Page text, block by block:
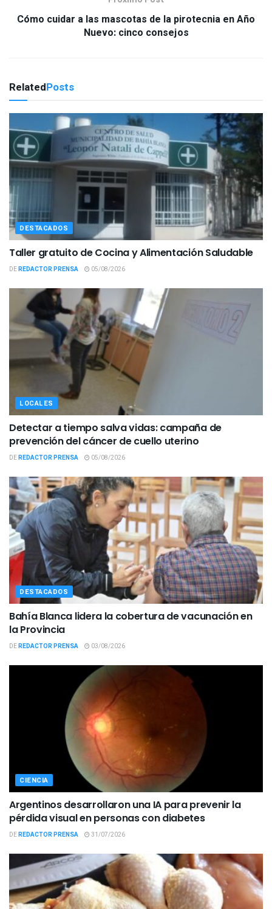
Cómo cuidar a las mascotas de la pirotecnia en Año
Nuevo: cinco consejos
RelatedPosts
DESTACADOS
Taller gratuito de Cocina y Alimentación Saludable
DEREDACTOR PRENSA 05/08/2026
LOCALES
Detectar a tiempo salva vidas: campaña de
prevención del cáncer de cuello uterino
DEREDACTOR PRENSA 05/08/2026
DESTACADOS
Bahía Blanca lidera la cobertura de vacunación en
la Provincia
DEREDACTOR PRENSA 03/08/2026
CIENCIA
Argentinos desarrollaron una IA para prevenir la
pérdida visual en personas con diabetes
DEREDACTOR PRENSA 31/07/2026